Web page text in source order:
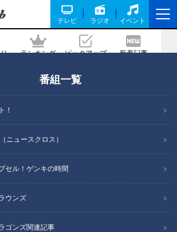
テレビ ラジオ イベント
ランキング ピックアップ 新着記事
番組一覧
！
ニュースクロス）
セル！ゲンキの時間
ウンズ
ゴンズ関連記事
覚バーガー！東山公園周辺
スポット3選